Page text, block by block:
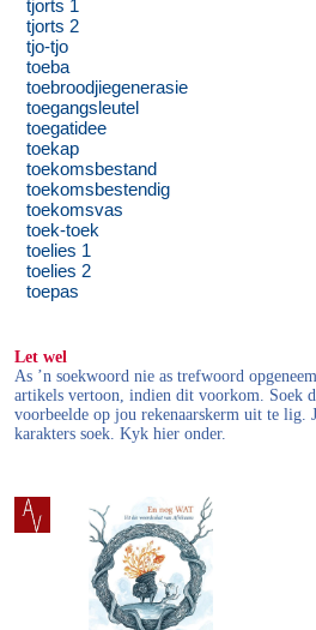
tjorts 1
tjorts 2
tjo-tjo
toeba
toebroodjiegenerasie
toegangsleutel
toegatidee
toekap
toekomsbestand
toekomsbestendig
toekomsvas
toek-toek
toelies 1
toelies 2
toepas
Let wel
As ’n soekwoord nie as trefwoord
artikels vertoon, indien dit voorkom. Soek
voorbeelde op jou rekenaarskerm uit te lig.
karakters soek. Kyk hier onder.